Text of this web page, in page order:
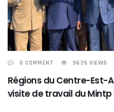
0 COMMENT 9626 VIEWS
Régions du Centre-Est-
visite de travail du